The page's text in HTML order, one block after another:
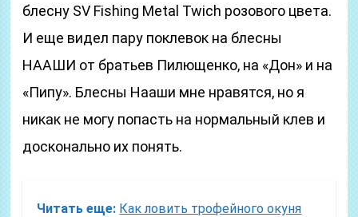
блесну SV Fishing Metal Twich розового цвета.
И еще видел пару поклевок на блесны
НААШИ от братьев Пилющенко, на «Дон» и на
«Пипу». Блесны Нааши мне нравятся, но я
никак не могу попасть на нормальный клев и
досконально их понять.
Читать еще: Как ловить трофейного окуня